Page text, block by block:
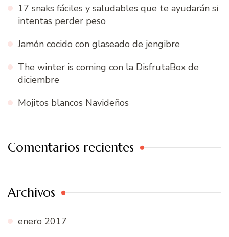
17 snaks fáciles y saludables que te ayudarán si
intentas perder peso
Jamón cocido con glaseado de jengibre
The winter is coming con la DisfrutaBox de
diciembre
Mojitos blancos Navideños
Comentarios recientes
Archivos
enero 2017